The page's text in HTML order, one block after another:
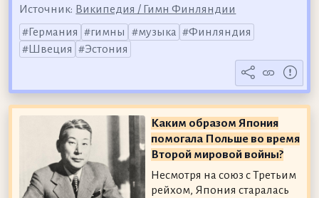
Источник: Википедия / Гимн Финляндии
Германия
гимны музыка
Финляндия
Швеция
Эстония
Каким образом Япония
помогала Польше во время
Второй мировой войны?
Несмотря на союз с Третьим
рейхом, Япония старалась